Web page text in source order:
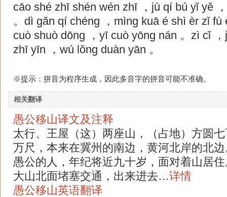
cāo shé zhī shén wén zhī ，jù qí bú yǐ yě
。dì gǎn qí chéng ，mìng kuā é shì èr zǐ fù
cuò shuò dōng ，yī cuò yōng nán 。zì cǐ
zhī yīn ，wú lǒng duàn yān 。
※提示：拼音为程序生成，因此多音字的拼音可能不准确。
相关翻译
愚公移山译文及注释
太行、王屋（这）两座山，（占地）方圆
万尺，本来在冀州的南边，黄河北岸的北
愚公的人，年纪将近九十岁，面对着山居
大山北面堵塞交通，出来进去…详情
愚公移山英语翻译